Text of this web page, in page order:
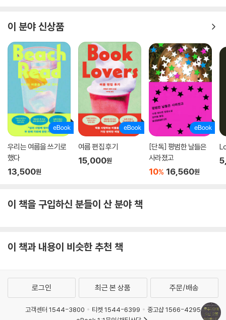
이 분야 신상품
우리는 여름을 쓰기로
했다
13,500원
여름 편집 후기
15,000원
[단독] 평범한 날들은
사라졌고
10% 16,560원
이 책을 구입하신 분들이 산 분야 책
이 책과 내용이 비슷한 추천 책
로그인 최근 본 상품 주문/배송
고객센터 1544-3800 티켓 1544-6399
중고샵 1566-4295